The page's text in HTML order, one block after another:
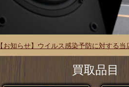
【お知らせ】ウイルス感染予防に対する
買取品目